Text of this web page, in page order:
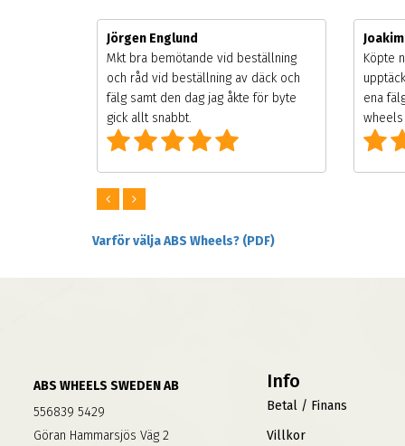
Jörgen Englund
Mkt bra bemötande vid beställning
och råd vid beställning av däck och
fälg samt den dag jag åkte för byte
gick allt snabbt.
Köpte
ena
Varför välja ABS Wheels? (PDF)
ABS WHEELS SWEDEN AB
556839 5429
Göran Hammarsjös Väg 2
Info
Betal / Finans
Villkor